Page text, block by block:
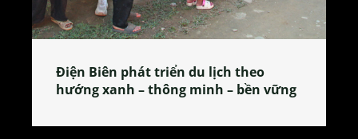
Làng làm bánh tẻ Phú Nhi – nơi lan
tỏa đặc sản xứ Đoài